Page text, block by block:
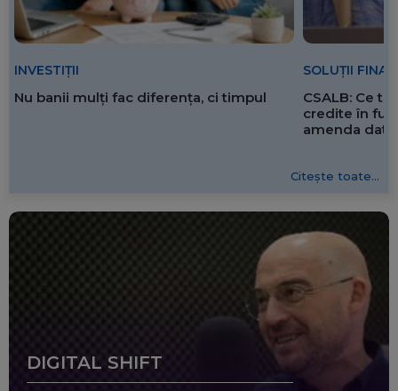
INVESTIȚII
Nu banii mulți fac diferența, ci timpul
SOLUȚII
CSALB: Ce
credite în
amenda
Citește toate...
DIGITAL SHIFT